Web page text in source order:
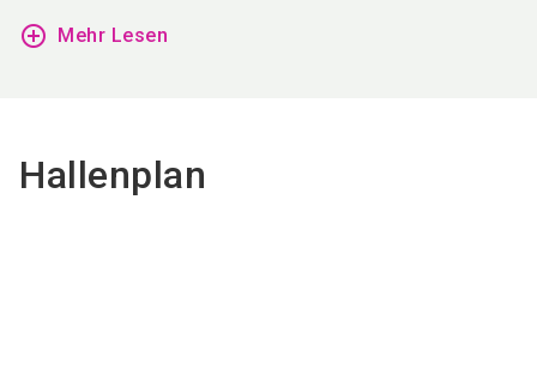
add_circle_outline Mehr Lesen
Hallenplan